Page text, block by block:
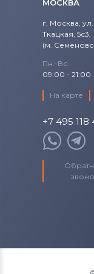
МОСКВА
г. Москва, ул.
Ткацкая, 5с3,
(м.
Пн.-Вс.
09:00 - 21:00
На карте
+7 495 118